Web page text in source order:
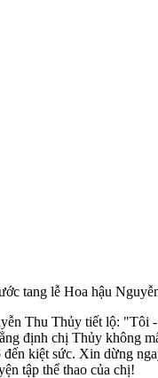
tang lễ Hoa hậu
Thu Thủy tiết lộ: "Tôi
định chị Thủy không
đến kiệt sức. Xin dừng
tập thể thao của chị!